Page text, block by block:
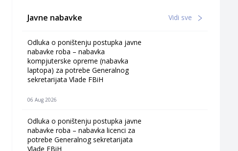
Javne nabavke Vidi sve
Odluka o poništenju postupka javne
nabavke roba – nabavka
kompjuterske opreme (nabavka
laptopa) za potrebe Generalnog
sekretarijata Vlade FBiH
06 Aug 2026
Odluka o poništenju postupka javne
nabavke roba – nabavka licenci za
potrebe Generalnog sekretarijata
Vlade FBiH